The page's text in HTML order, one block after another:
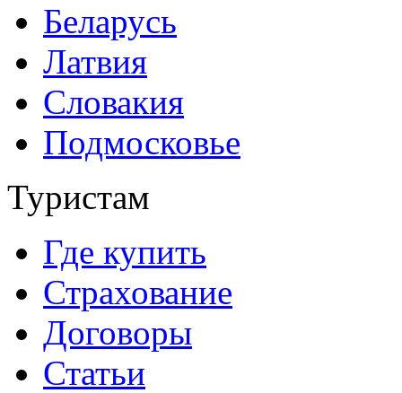
Беларусь
Латвия
Словакия
Подмосковье
Туристам
Где купить
Страхование
Договоры
Статьи